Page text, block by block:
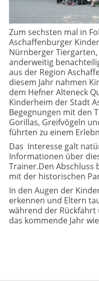
Zum sechsten mal in
Aschaffenburger
Nürnberger
anderweitig
aus der Region
diesem Jahr nahmen
dem Hefner Alteneck
Kinderheim der Stadt
Begegnungen mit den
Gorillas, Greifvögeln
führten zu einem
Das Interesse galt
Informationen über
Trainer.Den Abschluss
mit der historischen
In den Augen der
erkennen und Eltern
während der
das kommende Jahr